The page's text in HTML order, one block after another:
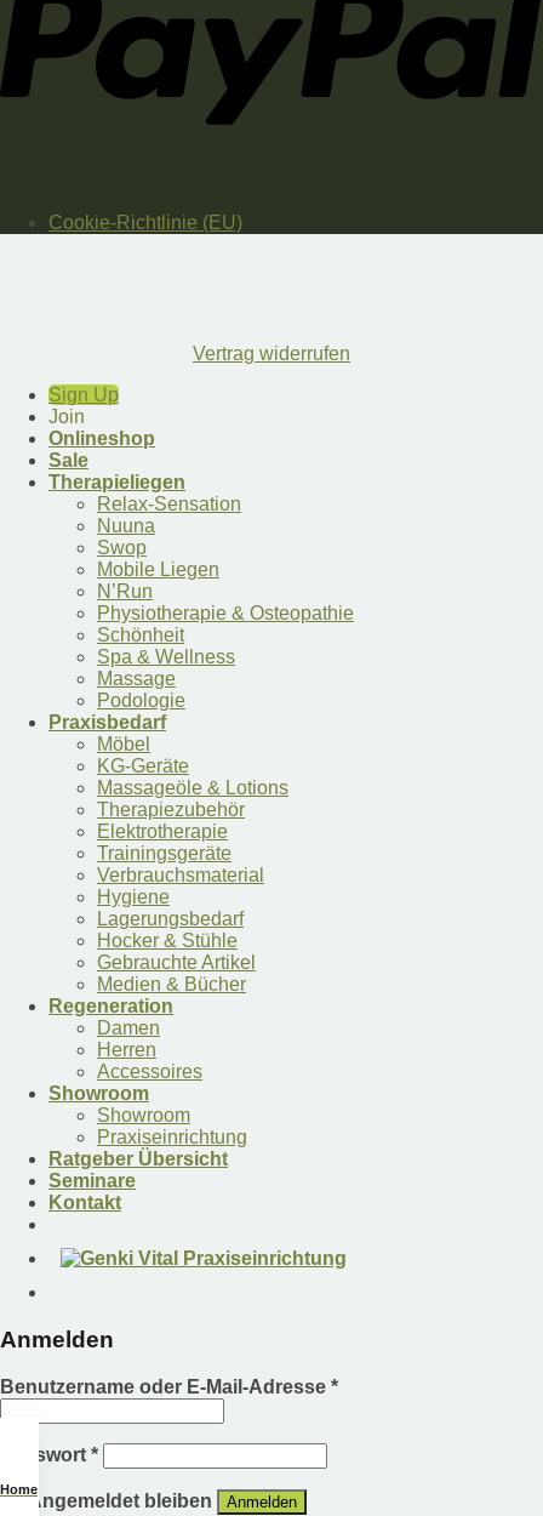
Cookie-Richtlinie (EU)
Vertrag widerrufen
Sign Up
Join
Onlineshop
Sale
Therapieliegen
Relax-Sensation
Nuuna
Swop
Mobile Liegen
N’Run
Physiotherapie & Osteopathie
Schönheit
Spa & Wellness
Massage
Podologie
Praxisbedarf
Möbel
KG-Geräte
Massageöle & Lotions
Therapiezubehör
Elektrotherapie
Trainingsgeräte
Verbrauchsmaterial
Hygiene
Lagerungsbedarf
Hocker & Stühle
Gebrauchte Artikel
Medien & Bücher
Regeneration
Damen
Herren
Accessoires
Showroom
Showroom
Praxiseinrichtung
Ratgeber Übersicht
Seminare
Kontakt
Home
Anmelden
Benutzername oder E-Mail-Adresse *
Passwort *
Angemeldet bleiben Anmelden